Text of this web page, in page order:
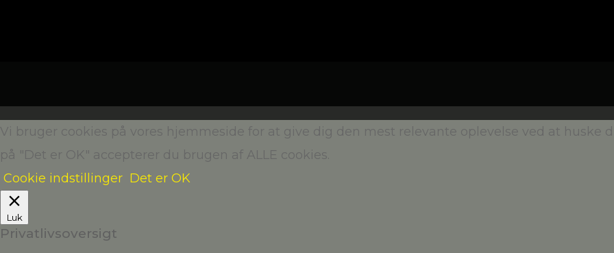
Vi bruger cookies på vores hjemmeside for at give dig den mest relevante oplevelse ved at
på "Det er OK" accepterer du brugen af ALLE cookies.
Cookie indstillinger Det er OK
Luk
Privatlivsoversigt